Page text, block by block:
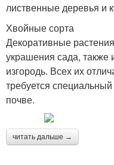
лиственные деревья и
Хвойные сорта
Декоративные
украшения сада, также
изгородь. Всех их
требуется
почве.
читать дальше →